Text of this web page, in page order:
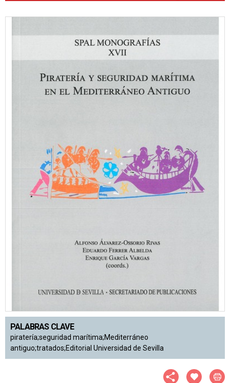
PALABRAS CLAVE
piratería;seguridad marítima;Mediterráneo
antiguo;tratados;Editorial Universidad de Sevilla